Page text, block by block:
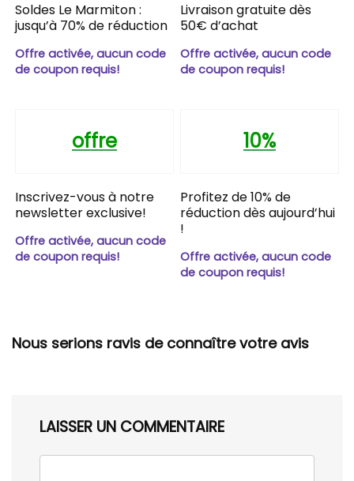
Soldes Le Marmiton :
jusqu’à 70% de réduction
Offre activée, aucun code
de coupon requis!
Livraison gratuite dès
50€ d’achat
Offre activée, aucun code
de coupon requis!
offre
Inscrivez-vous à notre
newsletter exclusive!
Offre activée, aucun code
de coupon requis!
10%
Profitez de 10% de
réduction dès aujourd’hui
!
Offre activée, aucun code
de coupon requis!
Nous serions ravis de connaître votre avis
LAISSER UN COMMENTAIRE